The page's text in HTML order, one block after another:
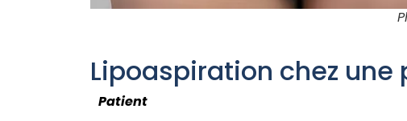
Lipoaspiration chez une
Patient